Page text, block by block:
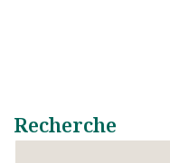
Recherche